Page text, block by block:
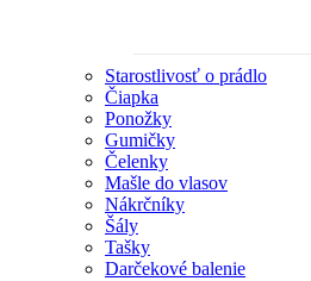
Starostlivosť o prádlo
Čiapka
Ponožky
Gumičky
Čelenky
Mašle do vlasov
Nákrčníky
Šály
Tašky
Darčekové balenie